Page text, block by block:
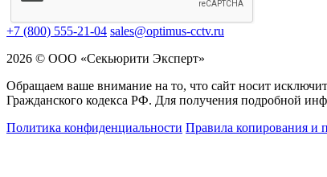
+7 (800) 555-21-04 sales@optimus-cctv.ru
2026 © ООО «Секьюрити Эксперт»
Обращаем ваше внимание на то, что сайт носит
Гражданского кодекса РФ. Для получения подробной
Политика конфиденциальности Правила копирования и